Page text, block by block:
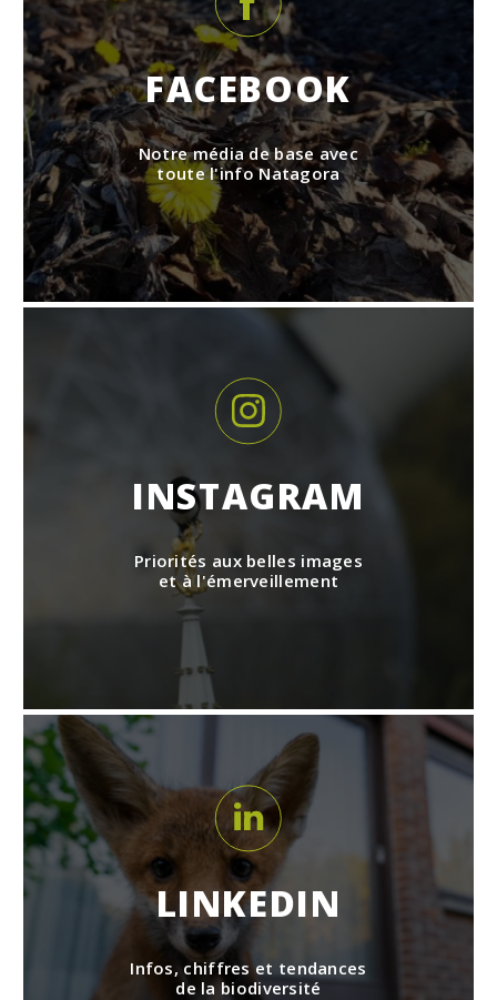
FACEBOOK
Notre média de base avec
toute l'info Natagora
INSTAGRAM
Priorités aux belles images
et à l'émerveillement
LINKEDIN
Infos, chiffres et tendances
de la biodiversité